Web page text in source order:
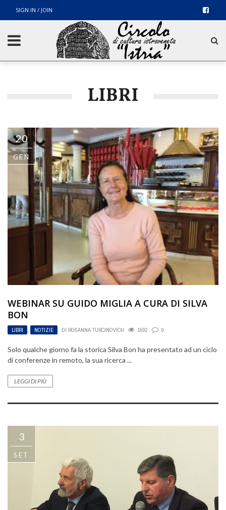
SIGN IN / JOIN
LIBRI
20
GEN
WEBINAR SU GUIDO MIGLIA A CURA DI SILVA
BON
LIBRI , NOTIZIE DI ROSANNA TURCINOVICH 1592 0
Solo qualche giorno fa la storica Silva Bon ha presentato ad un ciclo
di conferenze in remoto, la sua ricerca ...
LEGGI DI PIÙ
3
SET